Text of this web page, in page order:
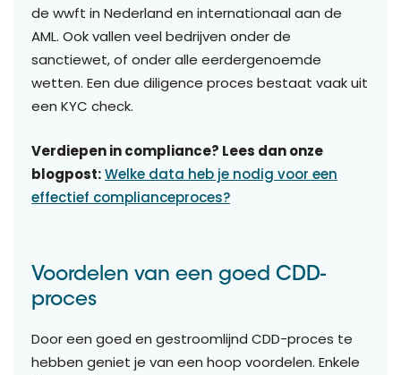
de wwft in Nederland en internationaal aan de
AML. Ook vallen veel bedrijven onder de
sanctiewet, of onder alle eerdergenoemde
wetten. Een due diligence proces bestaat vaak uit
een KYC check.
Verdiepen in compliance? Lees dan onze
blogpost:Welke data heb je nodig voor een
effectief complianceproces?
Voordelen van een goed CDD-
proces
Door een goed en gestroomlijnd CDD-proces te
hebben geniet je van een hoop voordelen. Enkele